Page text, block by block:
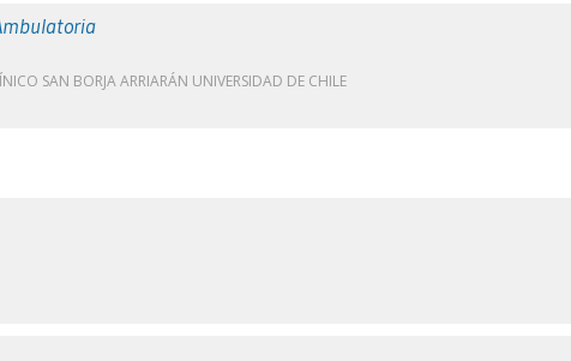
SAN BORJA ARRIARÁN UNIVERSIDAD DE CHILE